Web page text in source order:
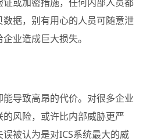
据，别有用心的人员可随意泄
业造成巨大损失。
导致高昂的代价。对很多企业
风险，或许比内部威胁更严
被认为是对ICS系统最大的威